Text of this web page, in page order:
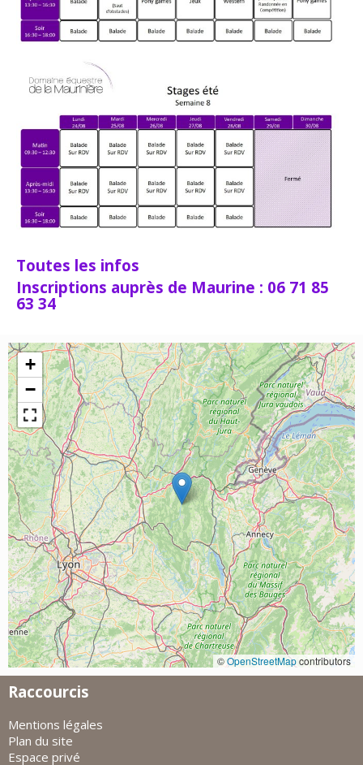
Toutes les infos
Inscriptions auprès de Maurine : 06 71 85
63 34
+
−
©OpenStreetMapcontributors
Raccourcis
Mentions légales
Plan du site
Espace privé